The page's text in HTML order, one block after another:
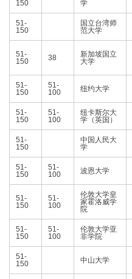
150
学
51-
150
国立台湾师
范大学
51-
150
38
新加坡国立
大学
51-
150
51-
100
纽约大学
51-
150
51-
100
纽卡斯尔大
学（英国）
51-
150
中国人民大
学
51-
150
51-
100
波恩大学
51-
150
51-
100
伦敦大学皇
家霍洛威学
院
51-
150
51-
100
伦敦大学亚
非学院
51-
150
中山大学